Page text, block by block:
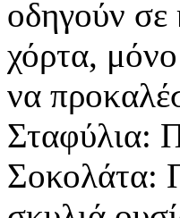
οδηγούν σε
χόρτα,
να
Σταφύλια:
Σοκολάτα: